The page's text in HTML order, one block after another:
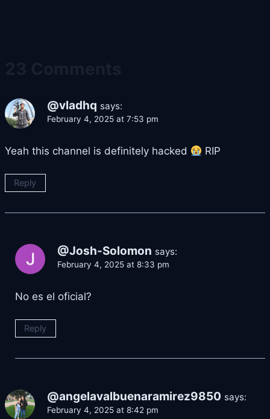
@vladhq says:
February 4, 2025 at 7:53 pm
Yeah this channel is definitely hacked RIP
Reply
@Josh-Solomon says:
February 4, 2025 at 8:33 pm
No es el oficial?
Reply
@angelavalbuenaramirez9850 says:
February 4, 2025 at 8:42 pm